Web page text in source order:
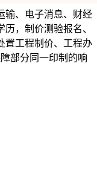
输、电子消息、财经
，制价测验报名、
置工程制价、工程办
部分同一印制的响